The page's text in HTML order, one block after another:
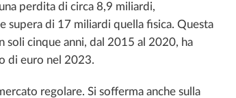
perdita di circa 8,9 miliardi,
supera di 17 miliardi quella fisica. Questa
soli cinque anni, dal 2015 al 2020, ha
di euro nel 2023.
regolare. Si sofferma anche sulla